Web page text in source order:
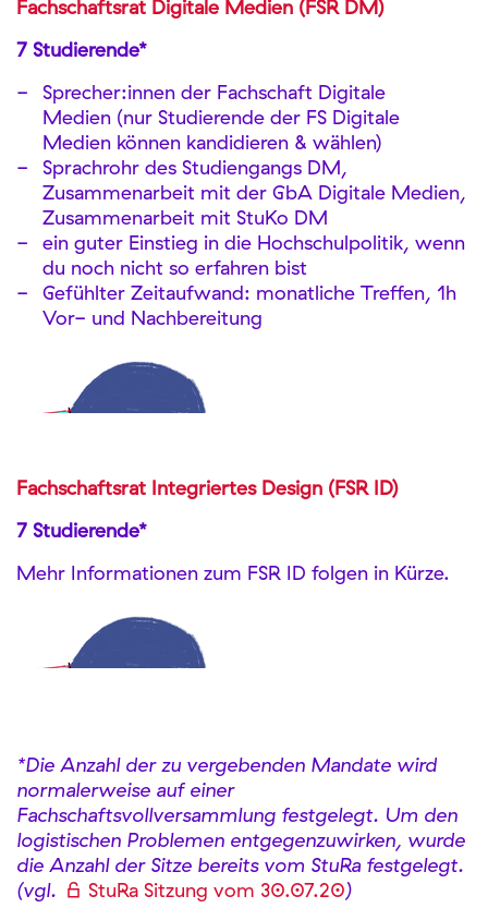
Fachschaftsrat Digitale Medien (FSR DM)
7 Studierende*
Sprecher:innen der Fachschaft Digitale
Medien (nur Studierende der FS Digitale
Medien können kandidieren & wählen)
Sprachrohr des Studiengangs DM,
Zusammenarbeit mit der GbA Digitale Medien,
Zusammenarbeit mit StuKo DM
ein guter Einstieg in die Hochschulpolitik, wenn
du noch nicht so erfahren bist
Gefühlter Zeitaufwand: monatliche Treffen, 1h
Vor- und Nachbereitung
Fachschaftsrat Integriertes Design (FSR ID)
7 Studierende*
Mehr Informationen zum FSR ID folgen in Kürze.
*Die Anzahl der zu vergebenden Mandate wird
normalerweise auf einer
Fachschaftsvollversammlung festgelegt. Um den
logistischen Problemen entgegenzuwirken, wurde
die Anzahl der Sitze bereits vom StuRa festgelegt.
(vgl.
StuRa Sitzung vom 30.07.20)